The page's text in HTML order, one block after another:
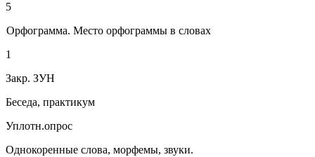
5
Орфограмма. Место орфограммы в словах
1
Закр. ЗУН
Беседа, практикум
Уплотн.опрос
Однокоренные слова, морфемы, звуки.